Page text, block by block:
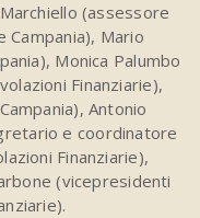
(assessore
Mario
Monica Palumbo
Finanziarie),
Antonio
e coordinatore
Finanziarie),
(vicepresidenti